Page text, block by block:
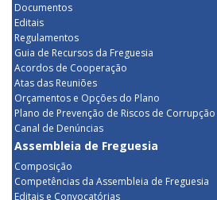
Documentos
Editais
Regulamentos
Guia de Recursos da Freguesia
Acordos de Cooperação
Atas das Reuniões
Orçamentos e Opções do Plano
Plano de Prevenção de Riscos de
Canal de Denúncias
Assembleia de Freguesia
Composição
Competências da Assembleia de Freguesia
Editais e Convocatórias